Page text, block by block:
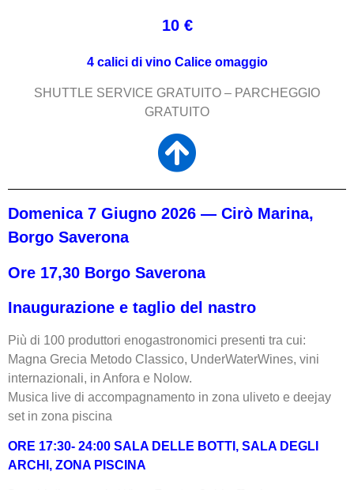
10 €
4 calici di vino Calice omaggio
SHUTTLE SERVICE GRATUITO – PARCHEGGIO
GRATUITO
Domenica 7 Giugno 2026 — Cirò Marina,
Borgo Saverona
Ore 17,30 Borgo Saverona
Inaugurazione e taglio del nastro
Più di 100 produttori enogastronomici presenti tra cui:
Magna Grecia Metodo Classico, UnderWaterWines, vini
internazionali, in Anfora e Nolow.
Musica live di accompagnamento in zona uliveto e deejay
set in zona piscina
ORE 17:30- 24:00 SALA DELLE BOTTI, SALA DEGLI
ARCHI, ZONA PISCINA